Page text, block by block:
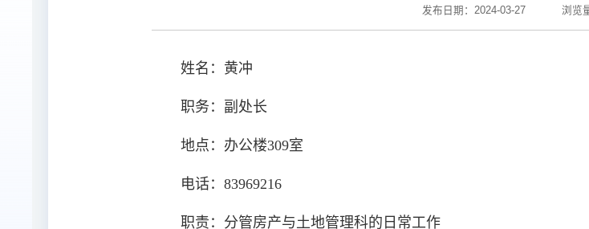
发布日期：2024-03-27 浏览
姓名：黄冲
职务：副处长
地点：办公楼309室
电话：83969216
职责：分管房产与土地管理科的日常工作